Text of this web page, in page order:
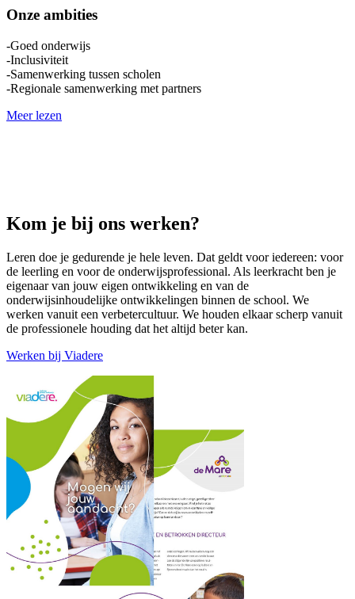
Onze ambities
-Goed onderwijs
-Inclusiviteit
-Samenwerking tussen scholen
-Regionale samenwerking met partners
Meer lezen
Kom je bij ons werken?
Leren doe je gedurende je hele leven. Dat geldt voor iedereen: voor
de leerling en voor de onderwijsprofessional. Als leerkracht ben je
eigenaar van jouw eigen ontwikkeling en van de
onderwijsinhoudelijke ontwikkelingen binnen de school. We
werken vanuit een verbetercultuur. We houden elkaar scherp vanuit
de professionele houding dat het altijd beter kan.
Werken bij Viadere